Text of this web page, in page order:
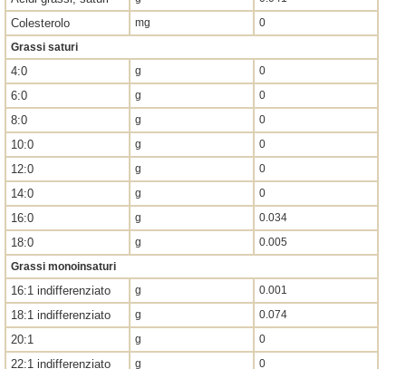
Colesterolo mg
0
Grassi saturi
4:0 g 0
6:0 g 0
8:0 g 0
10:0 g 0
12:0 g 0
14:0 g 0
16:0 g 0.034
18:0 g
0.005
Grassi monoinsaturi
16:1 indifferenziato g 0.001
18:1 indifferenziato g 0.074
20:1 g 0
22:1 indifferenziato g
0